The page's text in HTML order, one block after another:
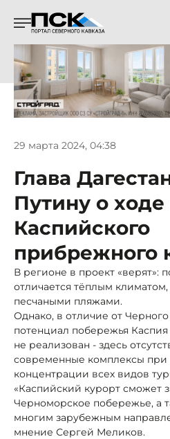
29 марта 2024, 04:38
Глава
Путину о
Каспийского
прибрежного
В регионе в проект «верят»:
отличается тёплым
песчаными пляжами.
Однако, в отличие от
потенциал побережья Каспия
не реализован - здесь
современные комплексы при
концентрации всех видов
«Каспийский курорт сможет
Черноморское побережье, а
многим зарубежным
мнение Сергей Меликов.